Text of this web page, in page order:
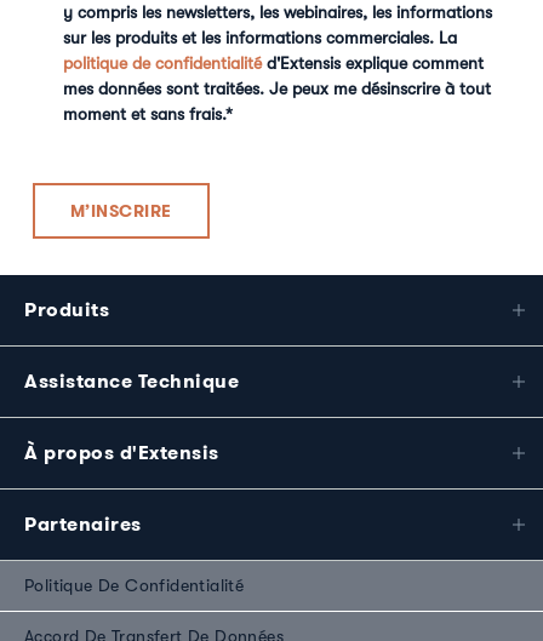
y compris les newsletters, les webinaires, les informations
sur les produits et les informations commerciales. La
politique de confidentialitéd'Extensis explique comment
mes données sont traitées. Je peux me désinscrire à tout
moment et sans frais.*
Produits
Assistance Technique
À propos d'Extensis
Partenaires
Politique De Confidentialité
Accord De Transfert De Données